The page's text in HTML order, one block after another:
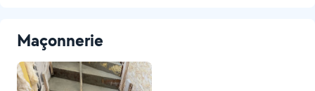
Maçonnerie